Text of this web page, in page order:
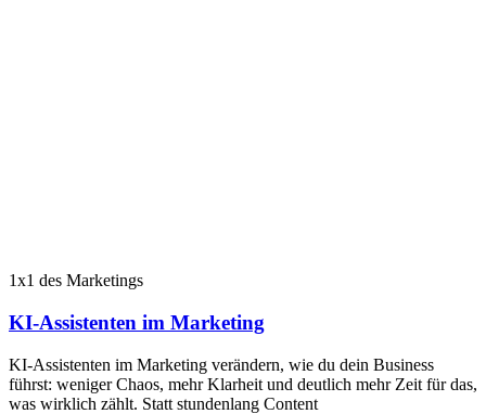
1x1 des Marketings
KI-Assistenten im Marketing
KI-Assistenten im Marketing verändern, wie du dein Business
führst: weniger Chaos, mehr Klarheit und deutlich mehr Zeit für das,
was wirklich zählt. Statt stundenlang Content